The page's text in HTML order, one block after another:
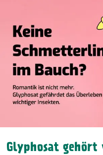
Glyphosat gehört